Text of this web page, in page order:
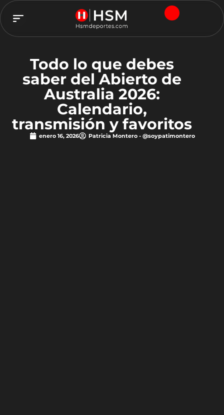
Todo lo que debes
saber del Abierto de
Australia 2026:
Calendario,
transmisión y favoritos
enero 16, 2026 Patricia Montero - @soypatimontero